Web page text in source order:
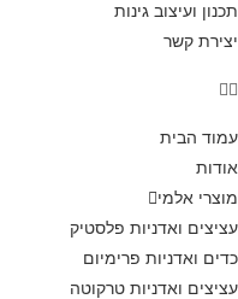
תכנון ועיצוב גינות
יצירת קשר
עמוד הבית
אודות
מוצרי אלמי
עציצים ואדניות פלסטיק
כדים ואדניות פרימיום
עציצים ואדניות טרקוטה